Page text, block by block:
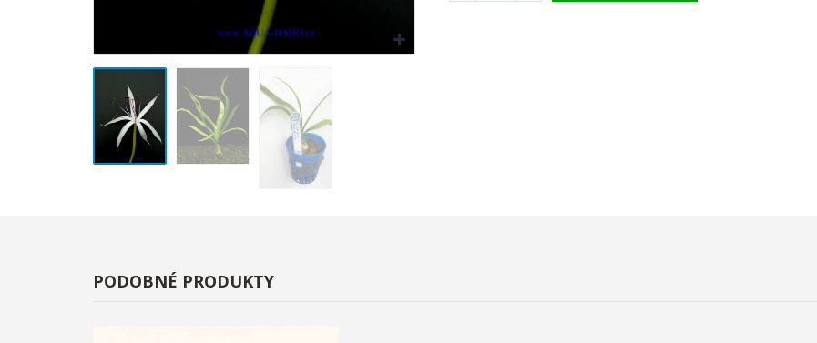
PODOBNÉ PRODUKTY